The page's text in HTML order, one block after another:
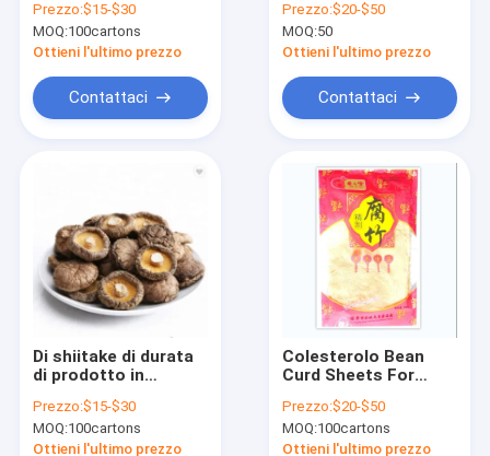
shiitake di Brown
4cm
Prezzo:$15-$30
MOQ:100cartons
Ottieni l'ultimo prezzo
Contattaci
supermercato del
ristorante
Prezzo:$20-$50
MOQ:50
Ottieni l'ultimo prezzo
Contattaci
Di shiitake di durata
di prodotto in
1kg 2 anni di
superficie regolari
asciutti sani
Prezzo:$15-$30
MOQ:100cartons
Ottieni l'ultimo prezzo
Colesterolo Bean
Curd Sheets For
secco naturale libero
Prezzo:$20-$50
MOQ:100cartons
Ottieni l'ultimo prezzo